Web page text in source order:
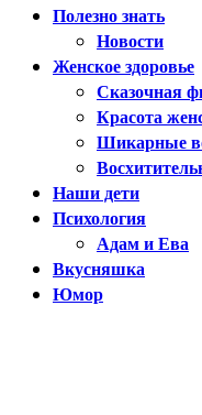
Полезно знать
Новости
Женское здоровье
Сказочная
Красота
Шикарные
Наши дети
Психология
Адам и Ева
Вкусняшка
Юмор